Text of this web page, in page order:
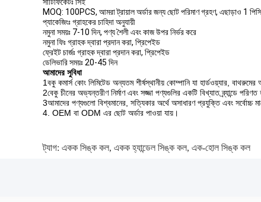
MOQ: 100PCS, আমরা ট্রায়াল অর্ডার জন্য ছোট পরিমাণ গ্রহণ, এছাড়াও 1 পিসি
প্যাকেজিংঃ গ্রাহকের চাহিদা অনুযায়ী
নমুনা সময়ঃ 7-10 দিন, পণ্য শৈলী এবং কাজ উপর নির্ভর করে
নমুনা ফিঃ গ্রাহক দ্বারা প্রদান করা, প্রিপেইড
ফ্রেইট চার্জঃ গ্রাহক দ্বারা প্রদান করা, প্রিপেইড
ডেলিভারি সময়ঃ 20-45 দিন
আমাদের সুবিধা
1বকু কমার্স কোং লিমিটেড অন্যতম শীর্ষস্থানীয় কোম্পানি যা হার্ডওয়্যার,
2বেকু চীনের অভ্যন্তরীণ নির্মাণ এবং সজ্জা পণ্যগুলির একটি বিখ্যাত ব্র্যান্ডে
3আমাদের পণ্যগুলো বিশ্বমানের, সত্যিকার অর্থে অসাধারণ প্রযুক্তি এবং সর্বোচ্চ
4. OEM বা ODM এর ছোট অর্ডার পাওয়া যায়।
ট্যাগ: একক সিঙ্ক কল, একক হ্যান্ডেল সিঙ্ক কল, এক-হোল সিঙ্ক কল